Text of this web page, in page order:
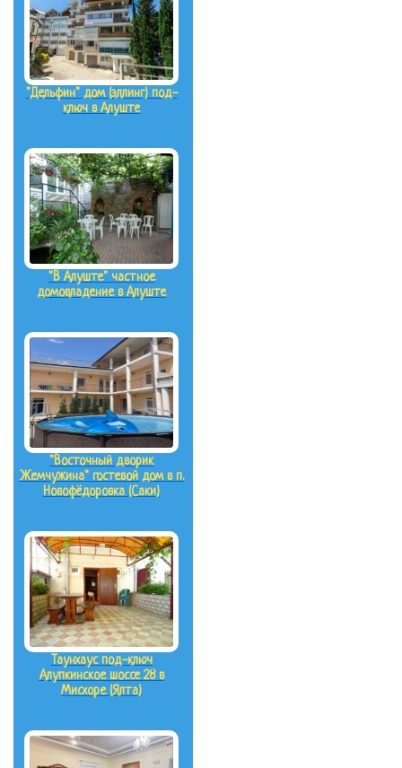
"Дельфин" дом (эллинг) под-
ключ в Алуште
"В Алуште" частное
домовладение в Алуште
"Восточный дворик
Жемчужина" гостевой дом в п.
Новофёдоровка (Саки)
Таунхаус под-ключ
Алупкинское шоссе 28 в
Мисхоре (Ялта)